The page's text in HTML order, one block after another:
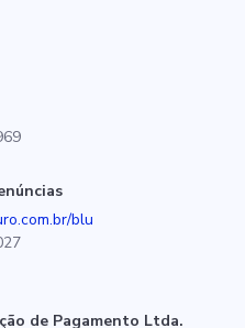
blu
de Pagamento Ltda.